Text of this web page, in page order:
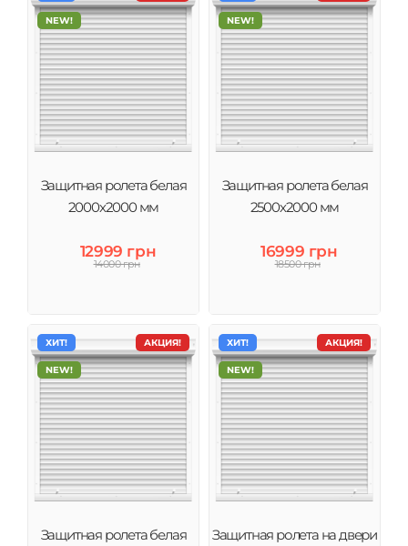
NEW!
Защитная ролета белая
2000х2000 мм
12999 грн
14000 грн
NEW!
Защитная ролета белая
2500х2000 мм
16999 грн
18500 грн
АКЦИЯ!
ХИТ!
NEW!
Защитная ролета белая
АКЦИЯ!
ХИТ!
NEW!
Защитная ролета на двери